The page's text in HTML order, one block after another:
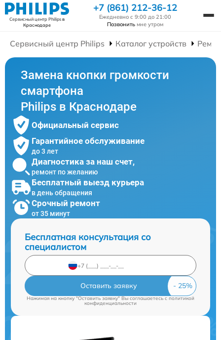
Сервисный центр Philipsв
Краснодаре
+7 (861) 212-36-12
Ежедневно с 9:00 до 21:00
Позвонить мне утром
Сервисный центр Philips Каталог устройств
Замена кнопки громкости
смартфона
Philips в Краснодаре
Официальный сервис
Гарантийное обслуживание
до 3 лет
Диагностика за наш счет,
ремонт по желанию
Бесплатный выезд курьера
в день обращения
Срочный ремонт
от 35 минут
Бесплатная консультация со
специалистом
Оставить заявку
Нажимая на кнопку "Оставить заявку" Вы соглашаетесь c политикой
конфиденциальности